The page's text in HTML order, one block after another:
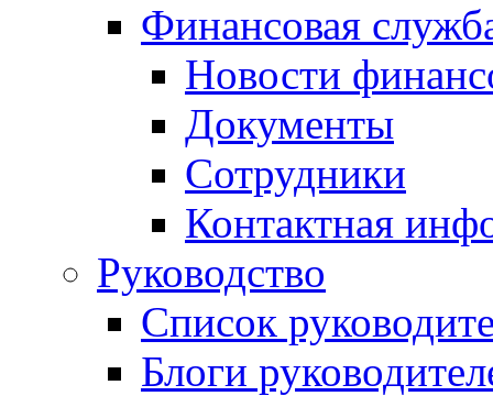
Финансовая
Новости
Документы
Сотрудники
Контактная
Руководство
Список
Блоги